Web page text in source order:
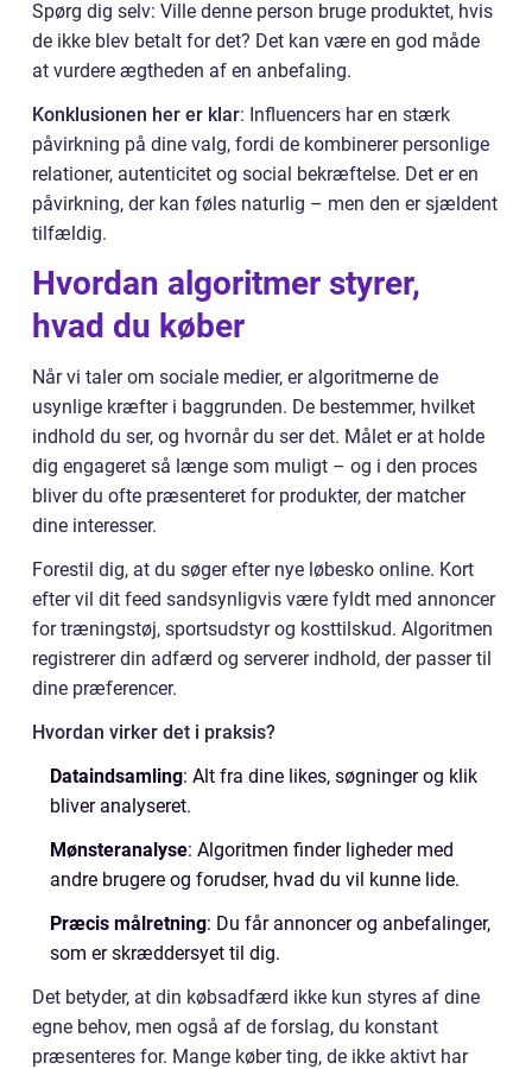
Spørg dig selv: Ville denne person bruge produktet, hvis
de ikke blev betalt for det? Det kan være en god måde
at vurdere ægtheden af en anbefaling.
Konklusionen her er klar: Influencers har en stærk
påvirkning på dine valg, fordi de kombinerer personlige
relationer, autenticitet og social bekræftelse. Det er en
påvirkning, der kan føles naturlig – men den er sjældent
tilfældig.
Hvordan algoritmer styrer,
hvad du køber
Når vi taler om sociale medier, er algoritmerne de
usynlige kræfter i baggrunden. De bestemmer, hvilket
indhold du ser, og hvornår du ser det. Målet er at holde
dig engageret så længe som muligt – og i den proces
bliver du ofte præsenteret for produkter, der matcher
dine interesser.
Forestil dig, at du søger efter nye løbesko online. Kort
efter vil dit feed sandsynligvis være fyldt med annoncer
for træningstøj, sportsudstyr og kosttilskud. Algoritmen
registrerer din adfærd og serverer indhold, der passer til
dine præferencer.
Hvordan virker det i praksis?
Dataindsamling: Alt fra dine likes, søgninger og klik
bliver analyseret.
Mønsteranalyse: Algoritmen finder ligheder med
andre brugere og forudser, hvad du vil kunne lide.
Præcis målretning: Du får annoncer og anbefalinger,
som er skræddersyet til dig.
Det betyder, at din købsadfærd ikke kun styres af dine
egne behov, men også af de forslag, du konstant
præsenteres for. Mange køber ting, de ikke aktivt har